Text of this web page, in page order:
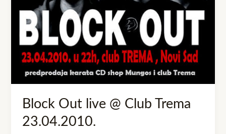
Block Out live @ Club Trema
23.04.2010.
Trema
23.04.2010.